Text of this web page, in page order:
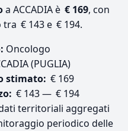
a ACCADIA è € 169, con
€ 143 e € 194.
Oncologo
(PUGLIA)
stimato: € 169
€ 143 — € 194
territoriali aggregati
periodico delle